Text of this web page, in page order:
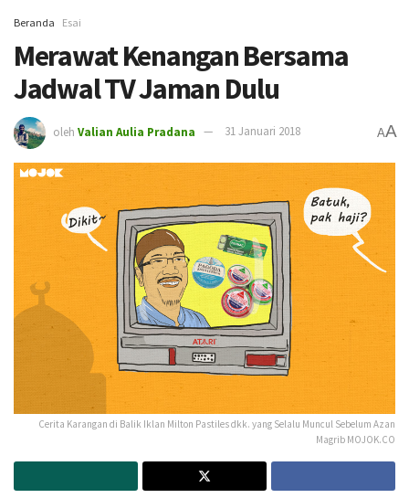
Beranda Esai
Merawat Kenangan Bersama
Jadwal TV Jaman Dulu
oleh Valian Aulia Pradana 31 Januari 2018 AA
Cerita Karangan di Balik Iklan Milton Pastiles dkk. yang Selalu Muncul Sebelum Azan
Magrib MOJOK.CO